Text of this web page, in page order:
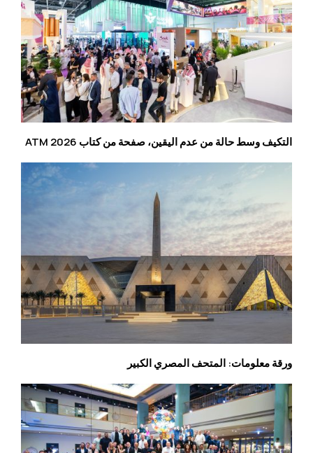
التكيف وسط حالة من عدم اليقين، صفحة من كتاب ATM 2026
ورقة معلومات: المتحف المصري الكبير